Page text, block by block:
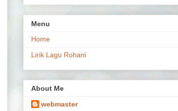
Menu
Home
Lirik Lagu Rohani
About Me
webmaster